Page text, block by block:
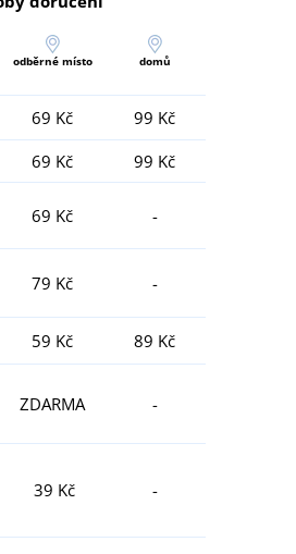
odběrné místo domů
69 Kč
99 Kč
69 Kč
99 Kč
69 Kč -
79 Kč -
59 Kč 89 Kč
ZDARMA -
39 Kč -